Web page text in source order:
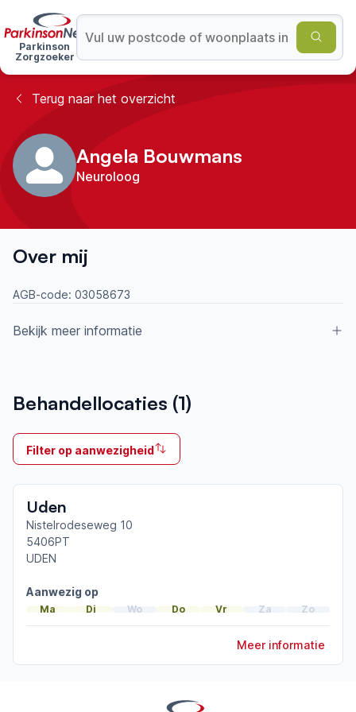
Parkinson
Zorgzoeker
Terug naar het overzicht
Angela Bouwmans
Neuroloog
Over mij
AGB-code: 03058673
Bekijk meer informatie
2017
Ik behandel
Op locatie
netwerk
Oss-Uden-Veghel
Afgeronde ParkinsonNet-scholingen
Behandellocaties (1)
Filter op aanwezigheid
Uden
Nistelrodeseweg 10
5406PT
UDEN
Aanwezig op
Ma Di Wo Do Vr Za Zo
Meer informatie